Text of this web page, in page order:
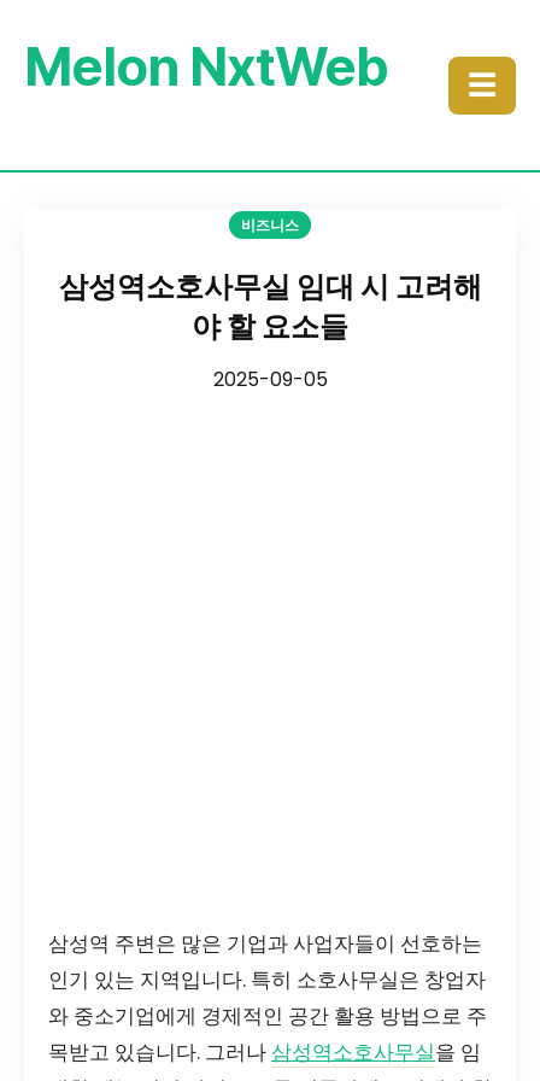
Melon NxtWeb ☰
비즈니스
삼성역소호사무실 임대 시 고려해
야 할 요소들
2025-09-05
삼성역 주변은 많은 기업과 사업자들이 선호하는
인기 있는 지역입니다. 특히 소호사무실은 창업자
와 중소기업에게 경제적인 공간 활용 방법으로 주
목받고 있습니다. 그러나 삼성역소호사무실을 임